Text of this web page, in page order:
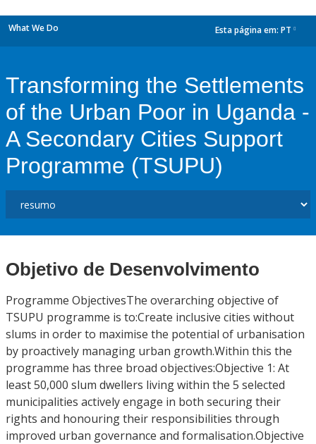
What We Do Esta página em: PT
Transforming the Settlements
of the Urban Poor in Uganda -
A Secondary Cities Support
Programme (TSUPU)
Objetivo de Desenvolvimento
Programme ObjectivesThe overarching objective of
TSUPU programme is to:Create inclusive cities without
slums in order to maximise the potential of urbanisation
by proactively managing urban growth.Within this the
programme has three broad objectives:Objective 1: At
least 50,000 slum dwellers living within the 5 selected
municipalities actively engage in both securing their
rights and honouring their responsibilities through
improved urban governance and formalisation.Objective